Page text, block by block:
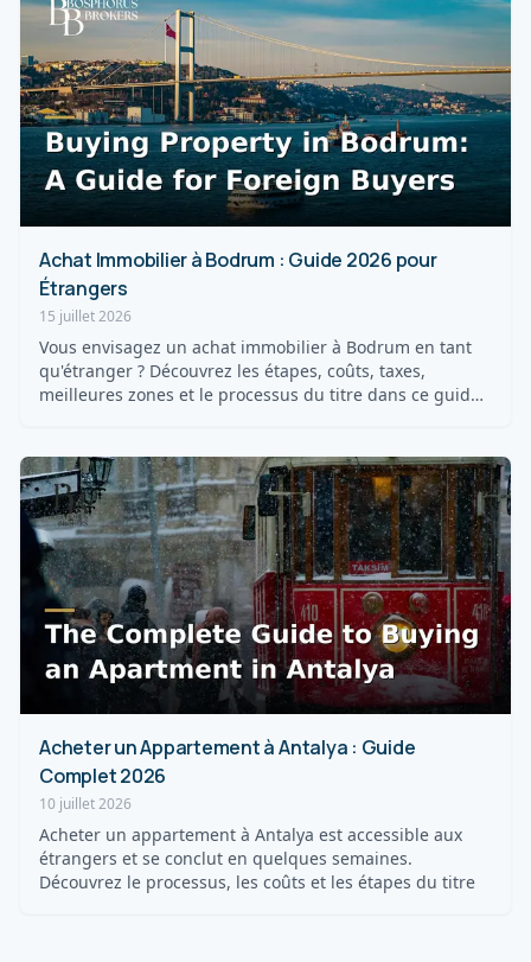
Achat Immobilier à Bodrum : Guide 2026 pour
Étrangers
15 juillet 2026
Vous envisagez un achat immobilier à Bodrum en tant
qu'étranger ? Découvrez les étapes, coûts, taxes,
meilleures zones et le processus du titre dans ce guide
Acheter un Appartement à Antalya : Guide
Complet 2026
10 juillet 2026
Acheter un appartement à Antalya est accessible aux
étrangers et se conclut en quelques semaines.
Découvrez le processus, les coûts et les étapes du titre